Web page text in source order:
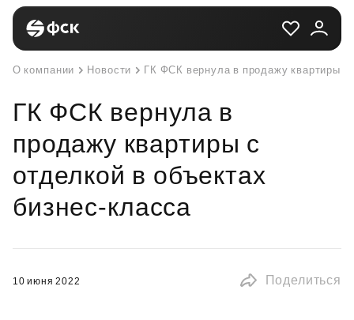
О компании Новости ГК ФСК вернула в продажу квартиры с
ГК ФСК вернула в
продажу квартиры с
отделкой в объектах
бизнес-класса
10 июня 2022 Поделиться